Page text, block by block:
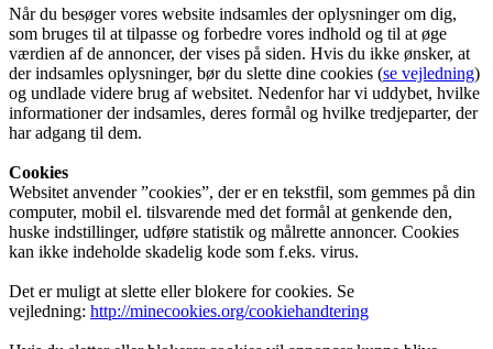
Når du besøger vores website indsamles der oplysninger om dig,
som bruges til at tilpasse og forbedre vores indhold og til at øge
værdien af de annoncer, der vises på siden. Hvis du ikke ønsker, at
der indsamles oplysninger, bør du slette dine cookies (se vejledning)
og undlade videre brug af websitet. Nedenfor har vi uddybet, hvilke
informationer der indsamles, deres formål og hvilke tredjeparter, der
har adgang til dem.
Cookies
Websitet anvender ”cookies”, der er en tekstfil, som gemmes på din
computer, mobil el. tilsvarende med det formål at genkende den,
huske indstillinger, udføre statistik og målrette annoncer. Cookies
kan ikke indeholde skadelig kode som f.eks. virus.
Det er muligt at slette eller blokere for cookies. Se
vejledning: http://minecookies.org/cookiehandtering